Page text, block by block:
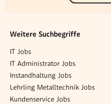
Weitere Suchbegriffe
IT Jobs
IT Administrator Jobs
Instandhaltung Jobs
Lehrling Metalltechnik Jobs
Kundenservice Jobs